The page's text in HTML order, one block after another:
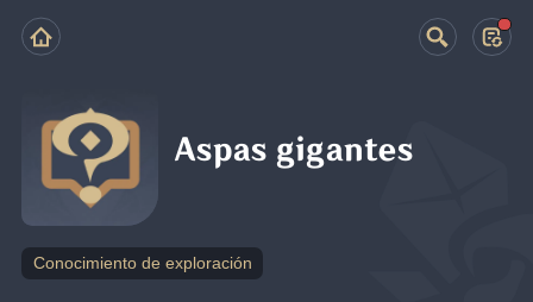
Aspas gigantes
Conocimiento de exploración